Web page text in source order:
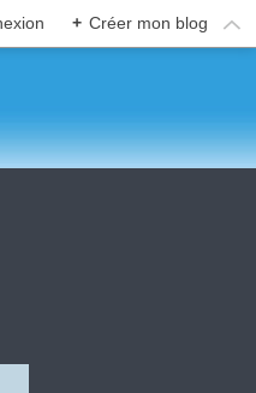
+ Créer mon blog